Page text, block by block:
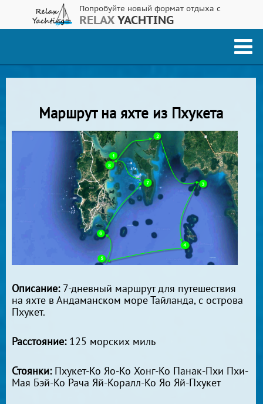
Попробуйте новый формат отдыха с
RELAXYACHTING
Маршрут на яхте из Пхукета
Описание: 7-дневный маршрут для путешествия
на яхте в Андаманском море Тайланда, с острова
Пхукет.
Расстояние: 125 морских миль
Стоянки: Пхукет-Ко Яо-Ко Хонг-Ко Панак-Пхи Пхи-
Мая Бэй-Ко Рача Яй-Коралл-Ко Яо Яй-Пхукет